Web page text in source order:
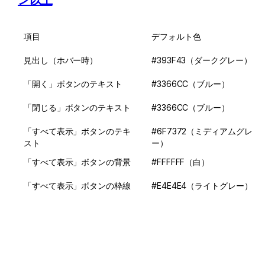
項目 デフォルト色
見出し（ホバー時） #393F43（ダークグレー）
「開く」ボタンのテキスト #3366CC（ブルー）
「閉じる」ボタンのテキスト #3366CC（ブルー）
「すべて表示」ボタンのテキ
スト
#6F7372（ミディアムグレ
ー）
「すべて表示」ボタンの背景
#FFFFFF（白）
「すべて表示」ボタンの枠線 #E4E4E4（ライトグレー）